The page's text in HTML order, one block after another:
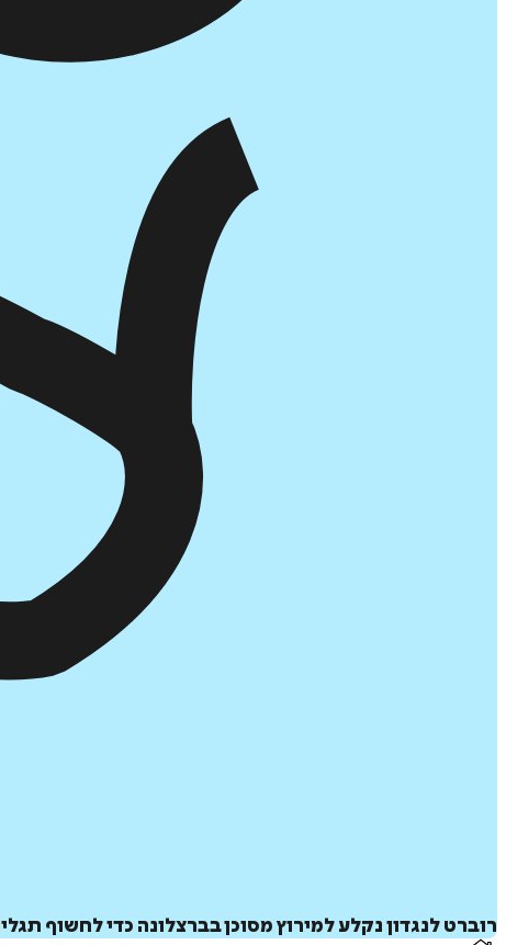
רוברט לנגדון נקלע למירוץ מסוכן בברצלונה כדי לחשוף